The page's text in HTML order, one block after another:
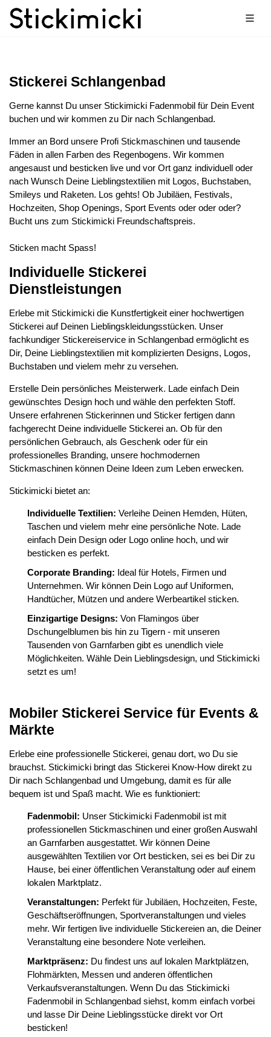
Stickerei Schlangenbad
Gerne kannst Du unser Stickimicki Fadenmobil für Dein Event
buchen und wir kommen zu Dir nach Schlangenbad.
Immer an Bord unsere Profi Stickmaschinen und tausende
Fäden in allen Farben des Regenbogens. Wir kommen
angesaust und besticken live und vor Ort ganz individuell oder
nach Wunsch Deine Lieblingstextilien mit Logos, Buchstaben,
Smileys und Raketen. Los gehts! Ob Jubiläen, Festivals,
Hochzeiten, Shop Openings, Sport Events oder oder oder?
Bucht uns zum Stickimicki Freundschaftspreis.
Sticken macht Spass!
Individuelle Stickerei
Dienstleistungen
Erlebe mit Stickimicki die Kunstfertigkeit einer hochwertigen
Stickerei auf Deinen Lieblingskleidungsstücken. Unser
fachkundiger Stickereiservice in Schlangenbad ermöglicht es
Dir, Deine Lieblingstextilien mit komplizierten Designs, Logos,
Buchstaben und vielem mehr zu versehen.
Erstelle Dein persönliches Meisterwerk. Lade einfach Dein
gewünschtes Design hoch und wähle den perfekten Stoff.
Unsere erfahrenen Stickerinnen und Sticker fertigen dann
fachgerecht Deine individuelle Stickerei an. Ob für den
persönlichen Gebrauch, als Geschenk oder für ein
professionelles Branding, unsere hochmodernen
Stickmaschinen können Deine Ideen zum Leben erwecken.
Stickimicki bietet an:
Individuelle Textilien: Verleihe Deinen Hemden, Hüten,
Taschen und vielem mehr eine persönliche Note. Lade
einfach Dein Design oder Logo online hoch, und wir
besticken es perfekt.
Corporate Branding: Ideal für Hotels, Firmen und
Unternehmen. Wir können Dein Logo auf Uniformen,
Handtücher, Mützen und andere Werbeartikel sticken.
Einzigartige Designs: Von Flamingos über
Dschungelblumen bis hin zu Tigern - mit unseren
Tausenden von Garnfarben gibt es unendlich viele
Möglichkeiten. Wähle Dein Lieblingsdesign, und Stickimicki
setzt es um!
Mobiler Stickerei Service für Events &
Märkte
Erlebe eine professionelle Stickerei, genau dort, wo Du sie
brauchst. Stickimicki bringt das Stickerei Know-How direkt zu
Dir nach Schlangenbad und Umgebung, damit es für alle
bequem ist und Spaß macht. Wie es funktioniert:
Fadenmobil: Unser Stickimicki Fadenmobil ist mit
professionellen Stickmaschinen und einer großen Auswahl
an Garnfarben ausgestattet. Wir können Deine
ausgewählten Textilien vor Ort besticken, sei es bei Dir zu
Hause, bei einer öffentlichen Veranstaltung oder auf einem
lokalen Marktplatz.
Veranstaltungen: Perfekt für Jubiläen, Hochzeiten, Feste,
Geschäftseröffnungen, Sportveranstaltungen und vieles
mehr. Wir fertigen live individuelle Stickereien an, die Deiner
Veranstaltung eine besondere Note verleihen.
Marktpräsenz: Du findest uns auf lokalen Marktplätzen,
Flohmärkten, Messen und anderen öffentlichen
Verkaufsveranstaltungen. Wenn Du das Stickimicki
Fadenmobil in Schlangenbad siehst, komm einfach vorbei
und lasse Dir Deine Lieblingsstücke direkt vor Ort
besticken!